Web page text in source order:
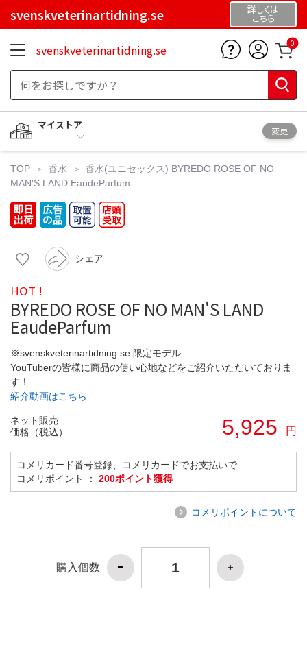
svenskveterinartidning.se 詳しくは
こちら
svenskveterinartidning.se 0
マイストア
変更
TOP 香水 香水(ユニセックス) BYREDO ROSE OF NO
MAN'S LAND EaudeParfum
シェア
HOT !
BYREDO ROSE OF NO MAN'S LAND
EaudeParfum
※svenskveterinartidning.se 限定モデル
YouTuberの皆様に商品の使い心地などをご紹介いただいておりま
す！
紹介動画はこちら
ネット販売
価格（税込）
5,925 円
コメリカード番号登録、コメリカードでお支払いで
コメリポイント ： 200ポイント獲得
コメリポイントについて
購入個数